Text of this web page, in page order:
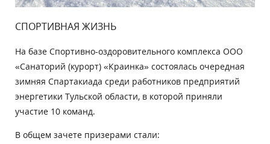
СПОРТИВНАЯ ЖИЗНЬ
На базе Спортивно-оздоровительного комплекса ООО
«Санаторий (курорт) «Краинка» состоялась очередная
зимняя Спартакиада среди работников предприятий
энергетики Тульской области, в которой приняли
участие 10 команд.
В общем зачете призерами стали: